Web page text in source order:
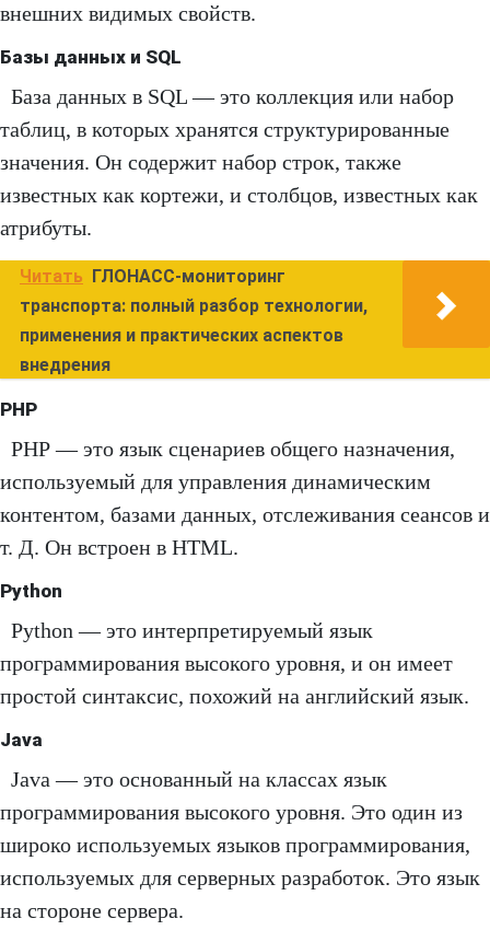
внешних видимых свойств.
Базы данных и SQL
База данных в SQL — это коллекция или набор
таблиц, в которых хранятся структурированные
значения. Он содержит набор строк, также
известных как кортежи, и столбцов, известных как
атрибуты.
Читать
ГЛОНАСС-мониторинг
транспорта: полный разбор технологии,
применения и практических аспектов
внедрения
PHP
PHP — это язык сценариев общего назначения,
используемый для управления динамическим
контентом, базами данных, отслеживания сеансов и
т. Д. Он встроен в HTML.
Python
Python — это интерпретируемый язык
программирования высокого уровня, и он имеет
простой синтаксис, похожий на английский язык.
Java
Java — это основанный на классах язык
программирования высокого уровня. Это один из
широко используемых языков программирования,
используемых для серверных разработок. Это язык
на стороне сервера.